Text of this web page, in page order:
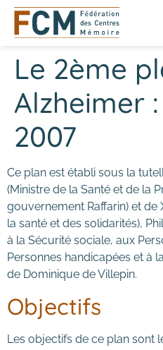
Le 2ème
Alzheimer
2007
Ce plan est établi sous la
(Ministre de la Santé et de la
gouvernement Raffarin) et de
la santé et des solidarités),
à la Sécurité sociale, aux
Personnes handicapées et à
de Dominique de Villepin.
Objectifs
Les objectifs de ce plan sont